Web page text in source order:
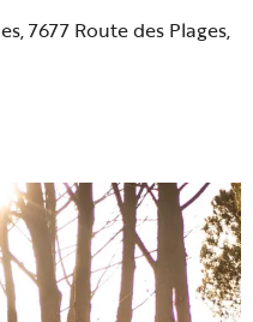
7677 Route des Plages,